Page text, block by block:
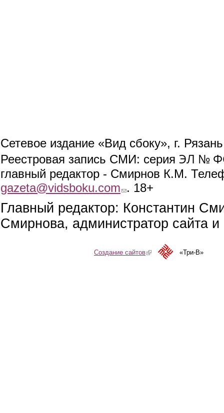
Сетевое издание «Вид сбоку», г.
Реестровая запись СМИ: серия ЭЛ №
главный редактор - Смирнов К.М.
gazeta@vidsboku.com (link sends e-mail)
. 18+
Главный редактор: Константин
Смирнова, администратор сайта
Создание сайтов(link is external)«Три-В»